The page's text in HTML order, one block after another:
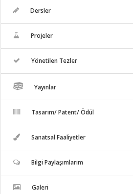
Dersler
Projeler
Yönetilen Tezler
Yayınlar
Tasarım/ Patent/ Ödül
Sanatsal Faaliyetler
Bilgi Paylaşımlarım
Galeri